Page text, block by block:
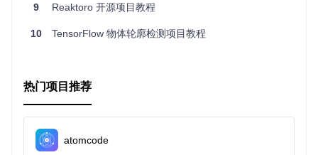
        ec.emo.NSGA2,
        bench.rastrigin,
        pop_size=
100,
        mutation_rate=
        maximize=
    )
    ea.run(
100
在这个例子中，进化算法（
9 Reaktoro 开源项目教程
10 TensorFlow 物体轮廓检测项目教程
热门项目推荐
atomcode